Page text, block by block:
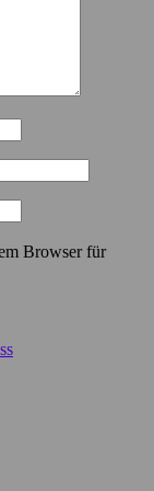
Browser für